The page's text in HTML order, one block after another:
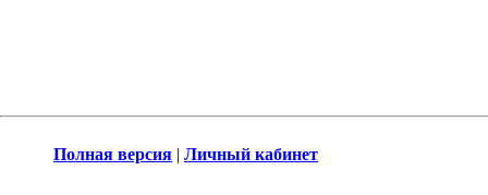
Полная версия | Личный кабинет